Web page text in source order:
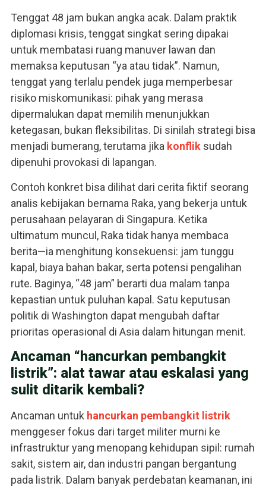
Tenggat 48 jam bukan angka acak. Dalam praktik
diplomasi krisis, tenggat singkat sering dipakai
untuk membatasi ruang manuver lawan dan
memaksa keputusan “ya atau tidak”. Namun,
tenggat yang terlalu pendek juga memperbesar
risiko miskomunikasi: pihak yang merasa
dipermalukan dapat memilih menunjukkan
ketegasan, bukan fleksibilitas. Di sinilah strategi bisa
menjadi bumerang, terutama jika konflik sudah
dipenuhi provokasi di lapangan.
Contoh konkret bisa dilihat dari cerita fiktif seorang
analis kebijakan bernama Raka, yang bekerja untuk
perusahaan pelayaran di Singapura. Ketika
ultimatum muncul, Raka tidak hanya membaca
berita—ia menghitung konsekuensi: jam tunggu
kapal, biaya bahan bakar, serta potensi pengalihan
rute. Baginya, “48 jam” berarti dua malam tanpa
kepastian untuk puluhan kapal. Satu keputusan
politik di Washington dapat mengubah daftar
prioritas operasional di Asia dalam hitungan menit.
Ancaman “hancurkan pembangkit
listrik”: alat tawar atau eskalasi yang
sulit ditarik kembali?
Ancaman untuk hancurkan pembangkit listrik
menggeser fokus dari target militer murni ke
infrastruktur yang menopang kehidupan sipil: rumah
sakit, sistem air, dan industri pangan bergantung
pada listrik. Dalam banyak perdebatan keamanan, ini